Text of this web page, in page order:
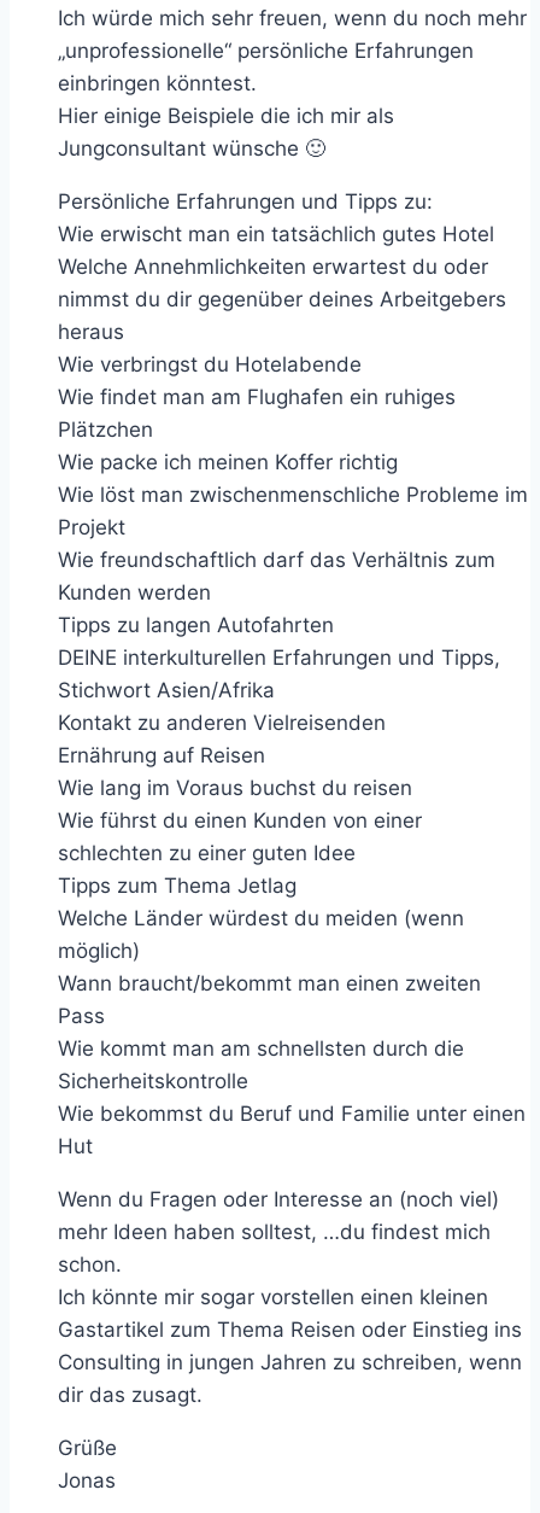
Ich würde mich sehr freuen, wenn du noch mehr
„unprofessionelle“ persönliche Erfahrungen
einbringen könntest.
Hier einige Beispiele die ich mir als
Jungconsultant wünsche 🙂
Persönliche Erfahrungen und Tipps zu:
Wie erwischt man ein tatsächlich gutes Hotel
Welche Annehmlichkeiten erwartest du oder
nimmst du dir gegenüber deines Arbeitgebers
heraus
Wie verbringst du Hotelabende
Wie findet man am Flughafen ein ruhiges
Plätzchen
Wie packe ich meinen Koffer richtig
Wie löst man zwischenmenschliche Probleme im
Projekt
Wie freundschaftlich darf das Verhältnis zum
Kunden werden
Tipps zu langen Autofahrten
DEINE interkulturellen Erfahrungen und Tipps,
Stichwort Asien/Afrika
Kontakt zu anderen Vielreisenden
Ernährung auf Reisen
Wie lang im Voraus buchst du reisen
Wie führst du einen Kunden von einer
schlechten zu einer guten Idee
Tipps zum Thema Jetlag
Welche Länder würdest du meiden (wenn
möglich)
Wann braucht/bekommt man einen zweiten
Pass
Wie kommt man am schnellsten durch die
Sicherheitskontrolle
Wie bekommst du Beruf und Familie unter einen
Hut
Wenn du Fragen oder Interesse an (noch viel)
mehr Ideen haben solltest, …du findest mich
schon.
Ich könnte mir sogar vorstellen einen kleinen
Gastartikel zum Thema Reisen oder Einstieg ins
Consulting in jungen Jahren zu schreiben, wenn
dir das zusagt.
Grüße
Jonas